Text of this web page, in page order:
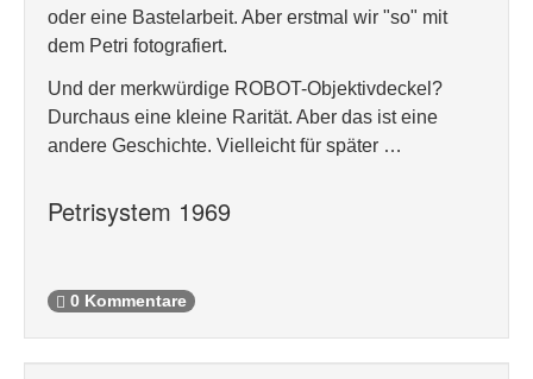
oder eine Bastelarbeit. Aber erstmal wir "so" mit
dem Petri fotografiert.
Und der merkwürdige ROBOT-Objektivdeckel?
Durchaus eine kleine Rarität. Aber das ist eine
andere Geschichte. Vielleicht für später …
Petrisystem 1969
0 Kommentare